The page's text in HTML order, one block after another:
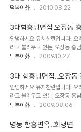
3대 함흥냉면집으로 불리는 곳
떡볶이外 2010.08.22
3대함흥냉면집 오장동
안녕하세요 유치찬란입니다. 오
라고 불리우고 있는, 오장동 흥
집 먼저..흥남집입니다. 오장동
떡볶이外 2009.10.27
3대 함흥냉면집..오장동
안녕하세요 유치찬란입니다. 오
라고 불리우고 있는, 오장동 흥
집 먼저..흥남집입니다. 오장동
떡볶이外 2009.08.06
명동 함흥면옥..회냉면